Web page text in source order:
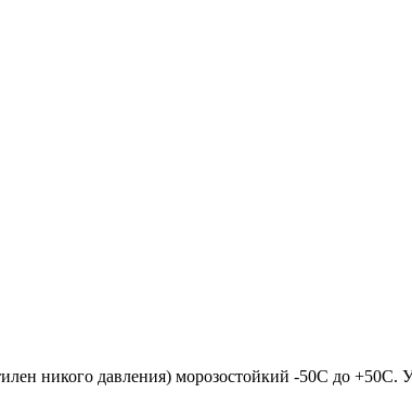
никого давления) морозостойкий -50С до +50С.